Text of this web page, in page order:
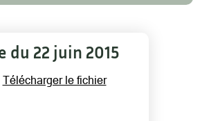
du 22 juin 2015
Télécharger le fichier